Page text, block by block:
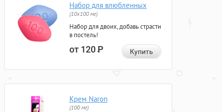
Набор для влюбленных
(10х100 мг)
Набор для двоих, добавь страсти
в постель!
от 120Р Купить
Крем Naron
(100 мг)